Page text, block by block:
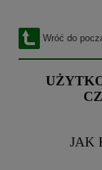
Wróć do
JAK